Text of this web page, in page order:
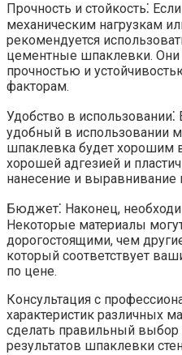
Прочность и стойкость⁚
механическим нагрузкам
рекомендуется
цементные шпаклевки.​
прочностью и
факторам.​
Удобство в
удобный в использовании
шпаклевка будет хорошим
хорошей адгезией и
нанесение и выравнивание
Бюджет⁚ Наконец,
Некоторые материалы
дорогостоящими, чем
который соответствует
по цене.​
Консультация с
характеристик различных
сделать правильный
результатов шпаклевки